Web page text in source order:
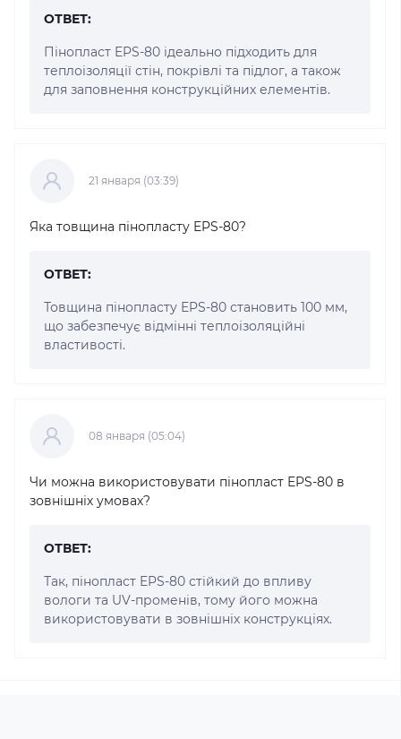
ОТВЕТ:
Пінопласт EPS-80 ідеально підходить для
теплоізоляції стін, покрівлі та підлог, а також
для заповнення конструкційних елементів.
21 января (03:39)
Яка товщина пінопласту EPS-80?
ОТВЕТ:
Товщина пінопласту EPS-80 становить 100 мм,
що забезпечує відмінні теплоізоляційні
властивості.
08 января (05:04)
Чи можна використовувати пінопласт EPS-80 в
зовнішніх умовах?
ОТВЕТ:
Так, пінопласт EPS-80 стійкий до впливу
вологи та UV-променів, тому його можна
використовувати в зовнішніх конструкціях.